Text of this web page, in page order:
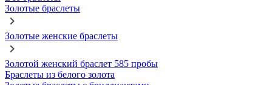
Золотые браслеты
Золотые женские браслеты
Золотой женский браслет 585 пробы
Браслеты из белого золота